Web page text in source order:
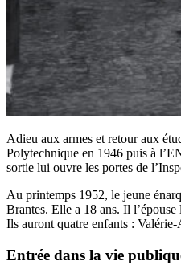
Adieu aux armes et retour aux
Polytechnique en 1946 puis à
sortie lui ouvre les portes de
Au printemps 1952, le jeune
Brantes. Elle a 18 ans. Il
Ils auront quatre enfants :
Entrée dans la vie